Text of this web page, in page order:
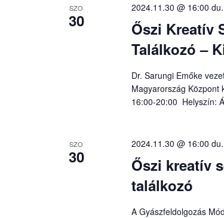
SZO
30
Őszi Kreatív
Találkozó –
2024.11.30 @ 16:00 du.
Dr. Sarungi Emőke
Magyarország
16:00-20:00 Helyszín:
SZO
30
Őszi kreatív
találkozó
2024.11.30 @ 16:00 du.
A Gyászfeldolgozás